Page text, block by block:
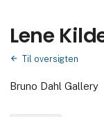
Lene
Til oversigten
Bruno Dahl Gallery